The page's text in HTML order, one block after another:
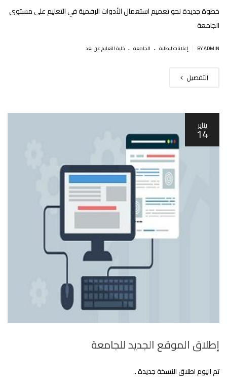
خطوة جديدة نحو تعميم استعمال الأدوات الرقمية في التعليم على مستوى
الجامعة
BY ADMIN إعلانات للطلبة . الجامعة . خلية التعليم عن بعد
التفصيل
يناير
14
إطلاق الموقع الجديد للجامعة
تم اليوم اطلاق النسخة جديدة ..